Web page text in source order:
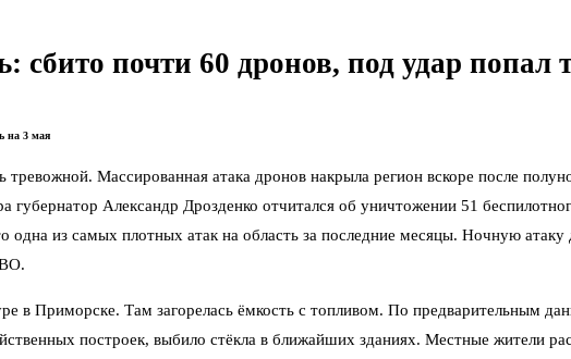
сбито почти 60 дронов, под удар
на 3 мая
Массированная атака дронов накрыла регион вскоре после
губернатор Александр Дрозденко отчитался об уничтожении 51
из самых плотных атак на область за последние месяцы. Ночную
в Приморске. Там загорелась ёмкость с топливом. По предварительным
построек, выбило стёкла в ближайших зданиях. Местные жители